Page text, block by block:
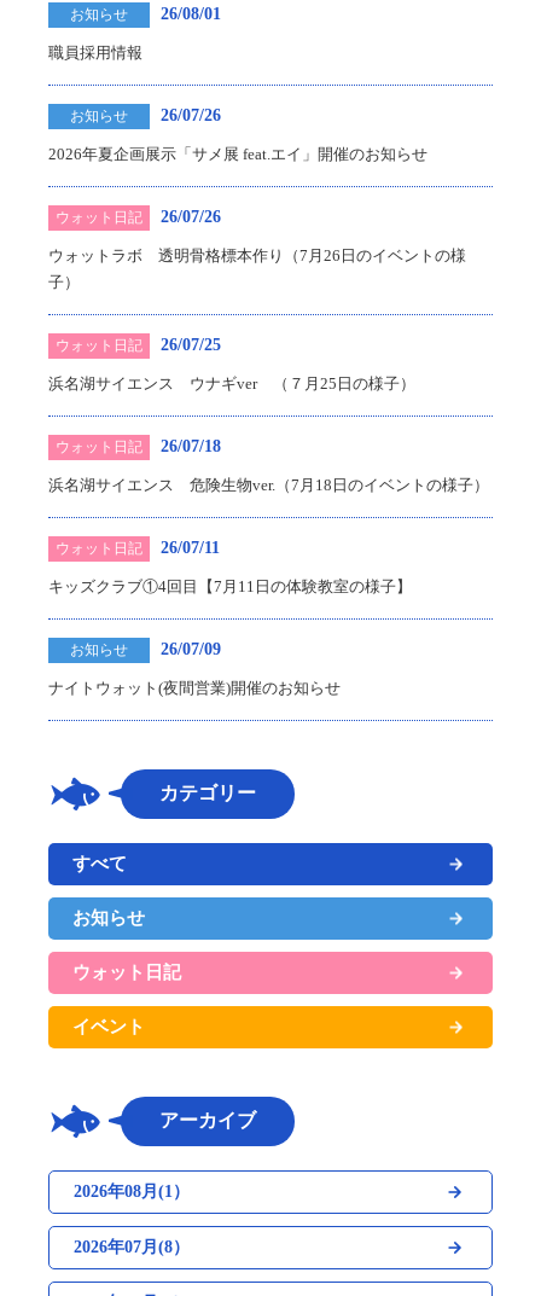
お知らせ 26/08/01
職員採用情報
お知らせ 26/07/26
2026年夏企画展示「サメ展 feat.エイ」開催のお知らせ
ウォット日記 26/07/26
ウォットラボ 透明骨格標本作り（7月26日のイベントの様
子）
ウォット日記 26/07/25
浜名湖サイエンス ウナギver （７月25日の様子）
ウォット日記 26/07/18
浜名湖サイエンス 危険生物ver.（7月18日のイベントの様子）
ウォット日記 26/07/11
キッズクラブ①4回目【7月11日の体験教室の様子】
お知らせ 26/07/09
ナイトウォット(夜間営業)開催のお知らせ
カテゴリー
すべて
お知らせ
ウォット日記
イベント
アーカイブ
2026年08月(1）
2026年07月(8）